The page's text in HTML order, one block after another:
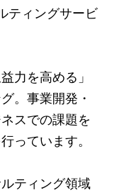
ティングサービ
力を高める」
。事業開発・
スでの課題を
っています。
ティング領域